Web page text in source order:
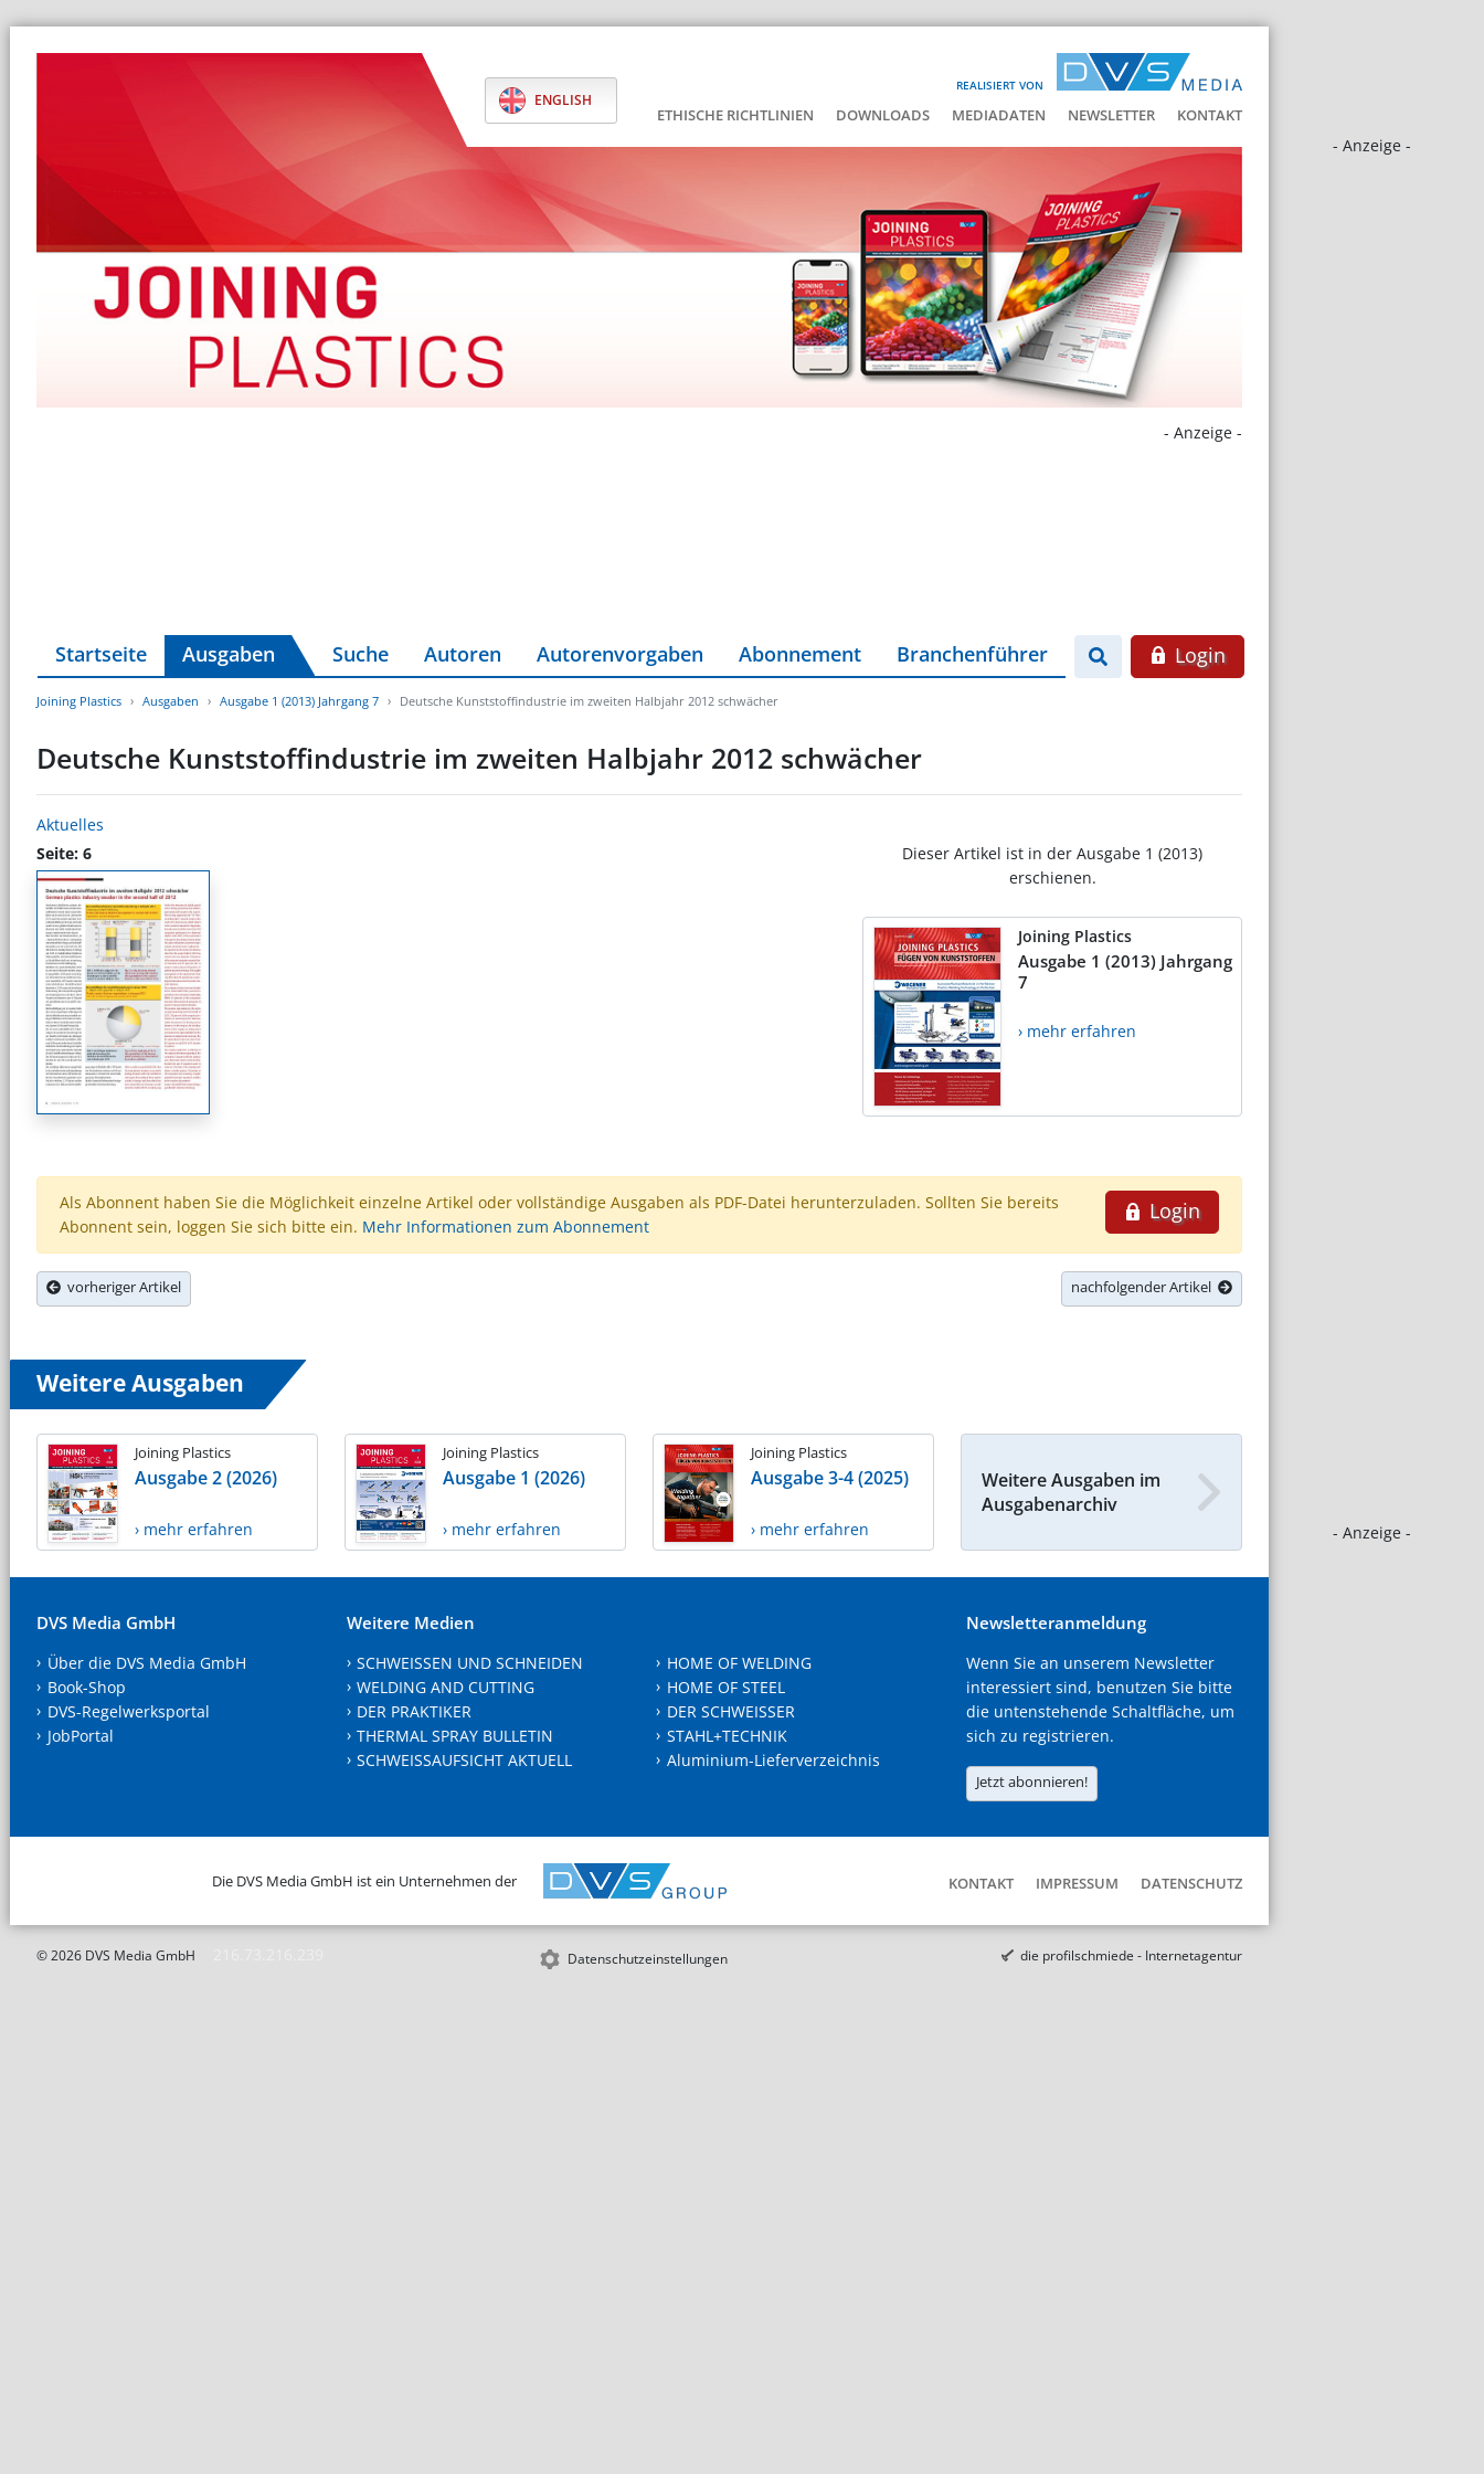
REALISIERT VON
ENGLISH
ETHISCHE RICHTLINIEN DOWNLOADS MEDIADATEN NEWSLETTER KONTAKT
- Anzeige -
- Anzeige -
- Anzeige -
Startseite Ausgaben Suche Autoren Autorenvorgaben Abonnement Branchenführer Login
Joining Plastics Ausgaben Ausgabe 1 (2013) Jahrgang 7 Deutsche Kunststoffindustrie im zweiten Halbjahr 2012 schwächer
Deutsche Kunststoffindustrie im zweiten Halbjahr 2012 schwächer
Aktuelles
Seite: 6
Dieser Artikel ist in der Ausgabe 1 (2013)
erschienen.
Joining Plastics
Ausgabe 1 (2013) Jahrgang
7
› mehr erfahren
Login
Als Abonnent haben Sie die Möglichkeit einzelne Artikel oder vollständige Ausgaben als PDF-Datei herunterzuladen. Sollten Sie bereits
Abonnent sein, loggen Sie sich bitte ein. Mehr Informationen zum Abonnement
vorheriger Artikel nachfolgender Artikel
Weitere Ausgaben
Joining Plastics
Ausgabe 2 (2026)
› mehr erfahren
Joining Plastics
Ausgabe 1 (2026)
› mehr erfahren
Joining Plastics
Ausgabe 3-4 (2025)
› mehr erfahren
Weitere Ausgaben im
Ausgabenarchiv
DVS Media GmbH
Über die DVS Media GmbH
Book-Shop
DVS-Regelwerksportal
JobPortal
Weitere Medien
SCHWEISSEN UND SCHNEIDEN
WELDING AND CUTTING
DER PRAKTIKER
THERMAL SPRAY BULLETIN
SCHWEISSAUFSICHT AKTUELL
HOME OF WELDING
HOME OF STEEL
DER SCHWEISSER
STAHL+TECHNIK
Aluminium-Lieferverzeichnis
Newsletteranmeldung
Wenn Sie an unserem Newsletter
interessiert sind, benutzen Sie bitte
die untenstehende Schaltfläche, um
sich zu registrieren.
Jetzt abonnieren!
Die DVS Media GmbH ist ein Unternehmen der KONTAKT IMPRESSUM DATENSCHUTZ
© 2026 DVS Media GmbH Datenschutzeinstellungen die profilschmiede - Internetagentur